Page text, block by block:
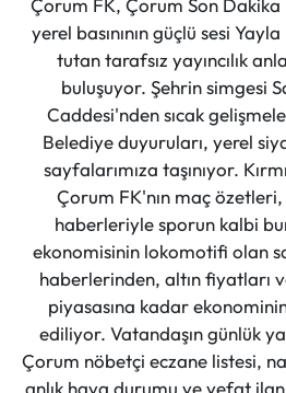
Çorum FK, Çorum Son
yerel basınının güçlü sesi
tutan tarafsız yayıncılık
buluşuyor. Şehrin simgesi
Caddesi'nden sıcak
Belediye duyuruları, yerel
sayfalarımıza taşınıyor.
Çorum FK'nın maç
haberleriyle sporun kalbi
ekonomisinin lokomotifi olan
haberlerinden, altın fiyatları
piyasasına kadar
ediliyor. Vatandaşın günlük
Çorum nöbetçi eczane listesi,
anlık hava durumu ve vefat